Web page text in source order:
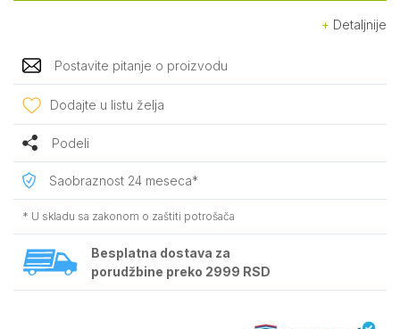
Detaljnije
Postavite pitanje o proizvodu
Dodajte u listu želja
Podeli
Saobraznost 24 meseca*
* U skladu sa zakonom o zaštiti potrošača
Besplatna dostava za
porudžbine preko 2999 RSD